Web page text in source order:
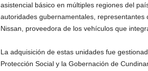
asistencial básico en múltiples regiones del
autoridades gubernamentales,
Nissan, proveedora de los vehículos que
La adquisición de estas unidades fue
Protección Social y la Gobernación de